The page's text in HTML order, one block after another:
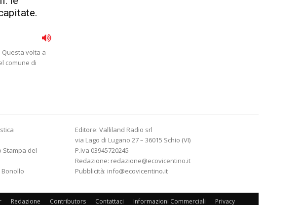
volta a
comune di
Stampa del
Editore: Valliland Radio srl
via Lago di Lugano 27 – 36015 Schio (VI)
P.Iva 03945720245
Redazione: redazione@ecovicentino.it
Pubblicità: info@ecovicentino.it
Redazione Contributors Contattaci Informazioni Commerciali Privacy